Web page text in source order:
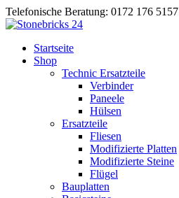
Telefonische Beratung: 0172 176 5157
Startseite
Shop
Technic Ersatzteile
Verbinder
Paneele
Hülsen
Ersatzteile
Fliesen
Modifizierte Platten
Modifizierte Steine
Flügel
Bauplatten